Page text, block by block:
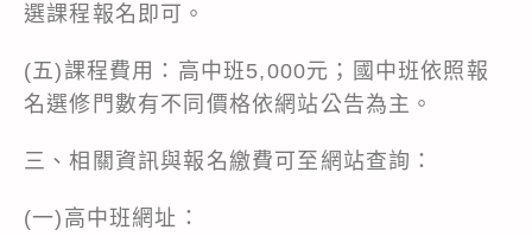
選課程報名即可。
(五)課程費用：高中班5,000元；國中班依照報
名選修門數有不同價格依網站公告為主。
三、相關資訊與報名繳費可至網站查詢：
(一)高中班網址：